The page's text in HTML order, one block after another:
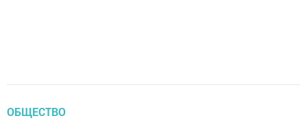
ОБЩЕСТВО